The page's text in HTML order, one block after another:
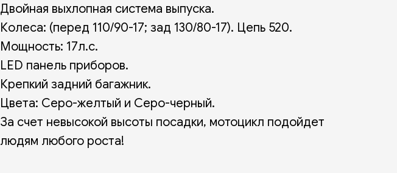
Двойная выхлопная система выпуска.
Колеса: (перед 110/90-17; зад 130/80-17). Цепь 520.
Мощность: 17л.с.
LED панель приборов.
Крепкий задний багажник.
Цвета: Серо-желтый и Серо-черный.
За счет невысокой высоты посадки, мотоцикл подойдет
людям любого роста!